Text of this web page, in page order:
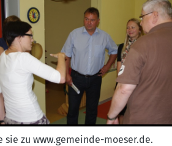
sie zu www.gemeinde-moeser.de.